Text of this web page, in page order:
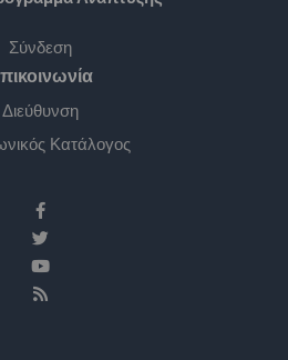
Σύνδεση
Διεύθυνση
Κατάλογος